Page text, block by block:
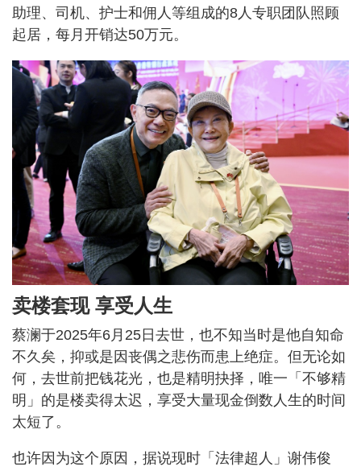
助理、司机、护士和佣人等组成的8人专职团队照顾
起居，每月开销达50万元。
卖楼套现 享受人生
蔡澜于2025年6月25日去世，也不知当时是他自知命
不久矣，抑或是因丧偶之悲伤而患上绝症。但无论如
何，去世前把钱花光，也是精明抉择，唯一「不够精
明」的是楼卖得太迟，享受大量现金倒数人生的时间
太短了。
也许因为这个原因，据说现时「法律超人」谢伟俊